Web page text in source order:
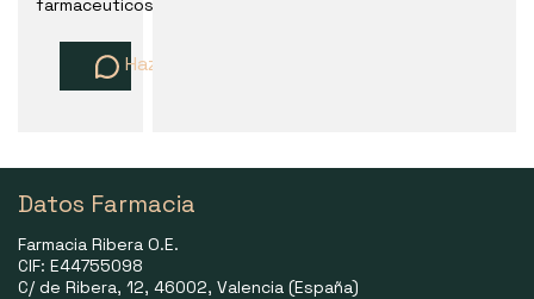
farmaceuticos
Haz una pregunta
Datos Farmacia
Farmacia Ribera O.E.
CIF: E44755098
C/ de Ribera, 12, 46002, Valencia (España)